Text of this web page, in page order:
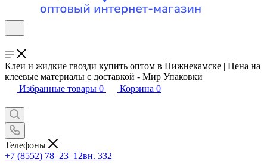
Клеи и жидкие гвозди купить оптом в Нижнекамске | Цена на
клеевые материалы с доставкой - Мир Упаковки
Избранные товары 0 Корзина 0
Телефоны
+7 (8552) 78‒23‒12вн. 332